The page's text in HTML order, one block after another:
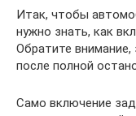
Итак, чтобы
нужно знать, как
Обратите
после полной
Само включение